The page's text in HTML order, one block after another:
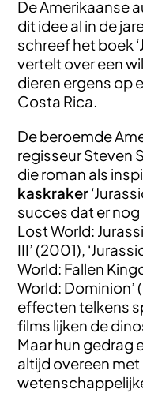
De Amerikaanse
dit idee al in de
schreef het boek
vertelt over een
dieren ergens op
Costa Rica.
De beroemde
regisseur Steven
die roman als
kaskraker
succes dat er nog
Lost World:
III’ (2001),
World: Fallen
World: Dominion’
effecten telkens
films lijken de
Maar hun gedrag
altijd overeen